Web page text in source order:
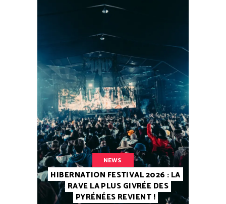
NEWS
HIBERNATION FESTIVAL 2026 : LA
RAVE LA PLUS GIVRÉE DES
PYRÉNÉES REVIENT !